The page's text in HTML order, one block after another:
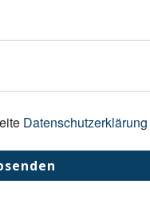
Datenschutzerklärung